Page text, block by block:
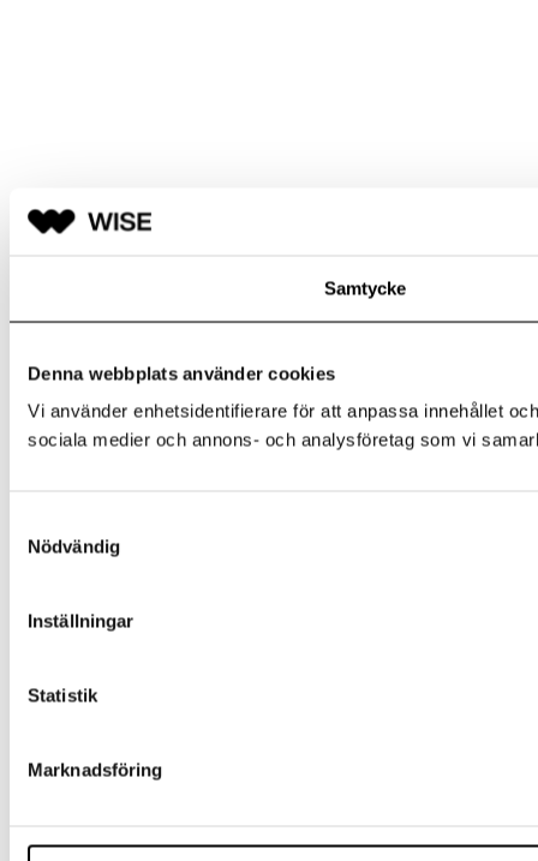
Samtycke
Denna webbplats använder cookies
Vi använder enhetsidentifierare för att anpassa innehållet
sociala medier och annons- och analysföretag som vi
Nödvändig
Inställningar
Statistik
Marknadsföring